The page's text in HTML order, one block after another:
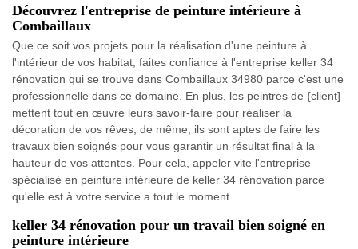
Découvrez l'entreprise de peinture intérieure à
Combaillaux
Que ce soit vos projets pour la réalisation d'une peinture à
l'intérieur de vos habitat, faites confiance à l'entreprise keller 34
rénovation qui se trouve dans Combaillaux 34980 parce c'est une
professionnelle dans ce domaine. En plus, les peintres de {client]
mettent tout en œuvre leurs savoir-faire pour réaliser la
décoration de vos rêves; de même, ils sont aptes de faire les
travaux bien soignés pour vous garantir un résultat final à la
hauteur de vos attentes. Pour cela, appeler vite l'entreprise
spécialisé en peinture intérieure de keller 34 rénovation parce
qu'elle est à votre service a tout le moment.
keller 34 rénovation pour un travail bien soigné en
peinture intérieure